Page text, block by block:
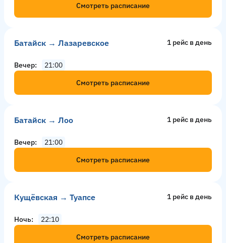
Смотреть расписание
Батайск → Лазаревское 1 рейс в день
Вечер
21:00
Смотреть расписание
Батайск → Лоо 1 рейс в день
Вечер
21:00
Смотреть расписание
Кущёвская → Туапсе 1 рейс в день
Ночь
22:10
Смотреть расписание